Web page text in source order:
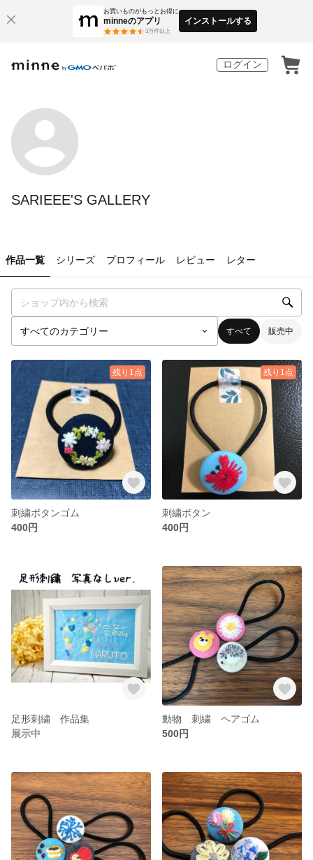
お買いものがもっとお得に
minneのアプリ
3万件以上
インストールする
ログイン
SARIEEE'S GALLERY
作品一覧 シリーズ プロフィール レビュー レター
すべて 販売中
残り1点
刺繍ボタンゴム
400円
残り1点
刺繍ボタン
400円
足形刺繍 作品集
展示中
動物 刺繍 ヘアゴム
500円